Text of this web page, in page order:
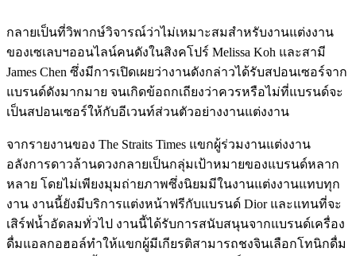
กลายเป็นที่วิพากษ์วิจารณ์ว่าไม่เหมาะสมสำหรับงานแต่งงาน
ของเซเลบฯออนไลน์คนดังในสิงคโปร์ Melissa Koh และสามี
James Chen ซึ่งมีการเปิดเผยว่างานดังกล่าวได้รับสปอนเซอร์จาก
แบรนด์ดังมากมาย จนเกิดข้อถกเถียงว่าควรหรือไม่ที่แบรนด์จะ
เป็นสปอนเซอร์ให้กับอีเวนท์ส่วนตัวอย่างงานแต่งงาน
จากรายงานของ The Straits Times แขกผู้ร่วมงานแต่งงาน
อลังการดาวล้านดวงกลายเป็นกลุ่มเป้าหมายของแบรนด์หลาก
หลาย โดยไม่เพียงมุมถ่ายภาพซึ่งนิยมมีในงานแต่งงานแทบทุก
งาน งานนี้ยังมีบริการแต่งหน้าฟรีกับแบรนด์ Dior และแทนที่จะ
เสิร์ฟน้ำอัดลมทั่วไป งานนี้ได้รับการสนับสนุนจากแบรนด์เครื่อง
ดื่มแอลกอฮอล์ทำให้แขกผู้มีเกียรติสามารถชงจินเลือกโทนิกดื่ม